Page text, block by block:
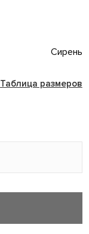
Сирень
Таблица размеров